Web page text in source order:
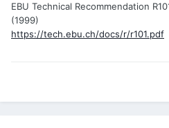
EBU Technical Recommendation
(1999)
https://tech.ebu.ch/docs/r/r101.pdf